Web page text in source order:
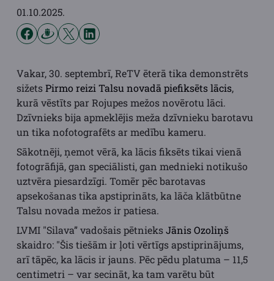
01.10.2025.
Vakar, 30. septembrī, ReTV ēterā tika demonstrēts
sižetsPirmo reizi Talsu novadā piefiksēts lācis,
kurā vēstīts par Rojupes mežos novērotu lāci.
Dzīvnieks bija apmeklējis meža dzīvnieku barotavu
un tika nofotografēts ar medību kameru.
Sākotnēji, ņemot vērā, ka lācis fiksēts tikai vienā
fotogrāfijā, gan speciālisti, gan mednieki notikušo
uztvēra piesardzīgi. Tomēr pēc barotavas
apsekošanas tika apstiprināts, ka lāča klātbūtne
Talsu novada mežos ir patiesa.
LVMI "Silava” vadošais pētnieksJānis Ozoliņš
skaidro: "Šis tiešām ir ļoti vērtīgs apstiprinājums,
arī tāpēc, ka lācis ir jauns. Pēc pēdu platuma – 11,5
centimetri – var secināt, ka tam varētu būt